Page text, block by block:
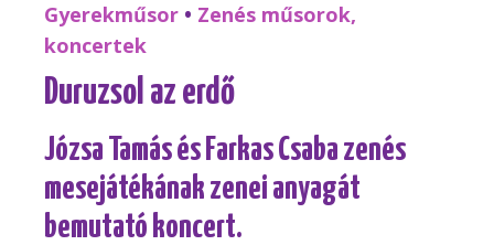
Gyerekműsor • Zenés műsorok,
koncertek
Duruzsol az erdő
Józsa Tamás és Farkas Csaba zenés
mesejátékának zenei anyagát
bemutató koncert.